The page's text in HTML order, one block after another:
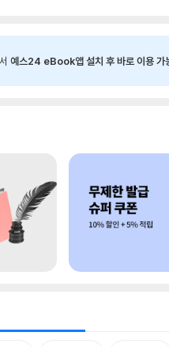
예스24 eBook앱 설치 후 바로 이용 가